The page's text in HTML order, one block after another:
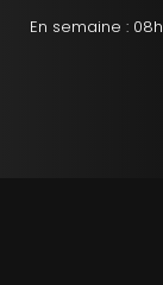
En semaine :